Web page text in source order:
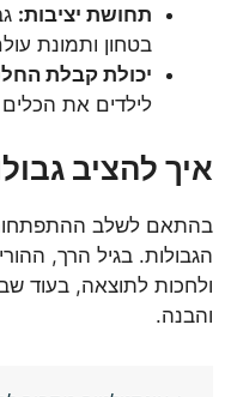
תחושת יציבות:
בטחון ותמונת
יכולת קבלת
לילדים את הכלים
איך להציב
בהתאם לשלב
הגבולות. בגיל הרך,
ולחכות לתוצאה, בעוד
והבנה.